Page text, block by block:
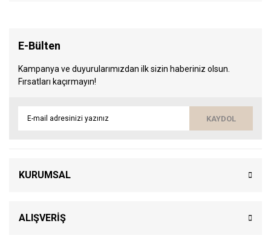
E-Bülten
Kampanya ve duyurularımızdan ilk sizin haberiniz olsun.
Fırsatları kaçırmayın!
KAYDOL
KURUMSAL
ALIŞVERİŞ